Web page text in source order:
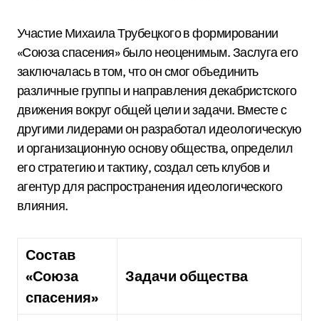
Участие Михаила Трубецкого в формировании
«Союза спасения» было неоценимым. Заслуга его
заключалась в том, что он смог объединить
различные группы и направления декабристского
движения вокруг общей цели и задачи. Вместе с
другими лидерами он разработал идеологическую
и организационную основу общества, определил
его стратегию и тактику, создал сеть клубов и
агентур для распространения идеологического
влияния.
Состав
«Союза
спасения»
Задачи общества